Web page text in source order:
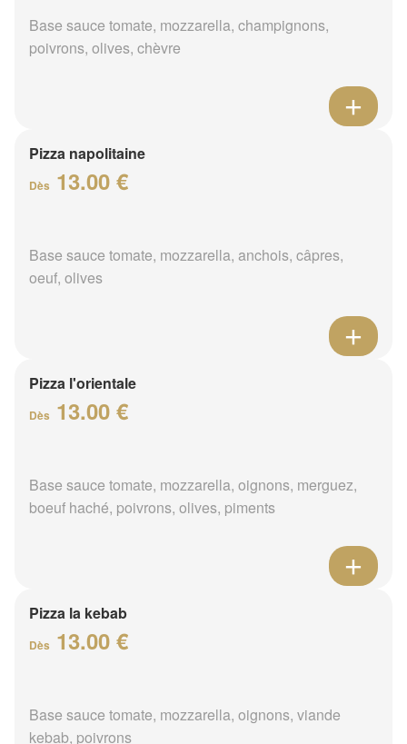
Base sauce tomate, mozzarella, champignons,
poivrons, olives, chèvre
Pizza napolitaine
Dès 13.00 €
Base sauce tomate, mozzarella, anchois, câpres,
oeuf, olives
Pizza l'orientale
Dès 13.00 €
Base sauce tomate, mozzarella, oignons, merguez,
boeuf haché, poivrons, olives, piments
Pizza la kebab
Dès 13.00 €
Base sauce tomate, mozzarella, oignons, viande
kebab, poivrons